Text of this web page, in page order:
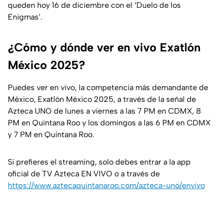
queden hoy 16 de diciembre con el ‘Duelo de los
Enigmas’.
¿Cómo y dónde ver en vivo Exatlón
México 2025?
Puedes ver en vivo, la competencia más demandante de
México, Exatlón México 2025, a través de la señal de
Azteca UNO de lunes a viernes a las 7 PM en CDMX, 8
PM en Quintana Roo y los domingos a las 6 PM en CDMX
y 7 PM en Quintana Roo.
Si prefieres el streaming, solo debes entrar a la app
oficial de TV Azteca EN VIVO o a través de
https://www.aztecaquintanaroo.com/azteca-uno/envivo